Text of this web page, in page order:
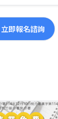
立即報名諮詢